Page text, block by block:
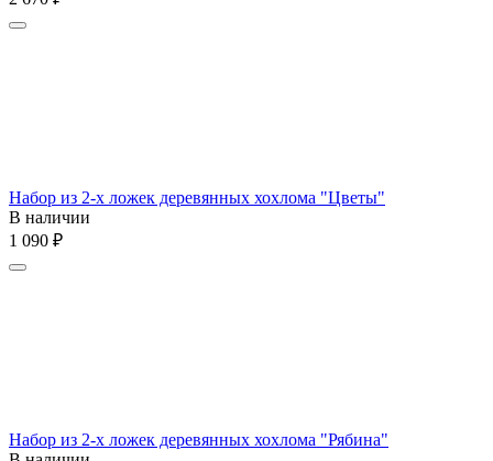
Набор из 2-х ложек деревянных хохлома "Цветы"
В наличии
1 090 ₽
Набор из 2-х ложек деревянных хохлома "Рябина"